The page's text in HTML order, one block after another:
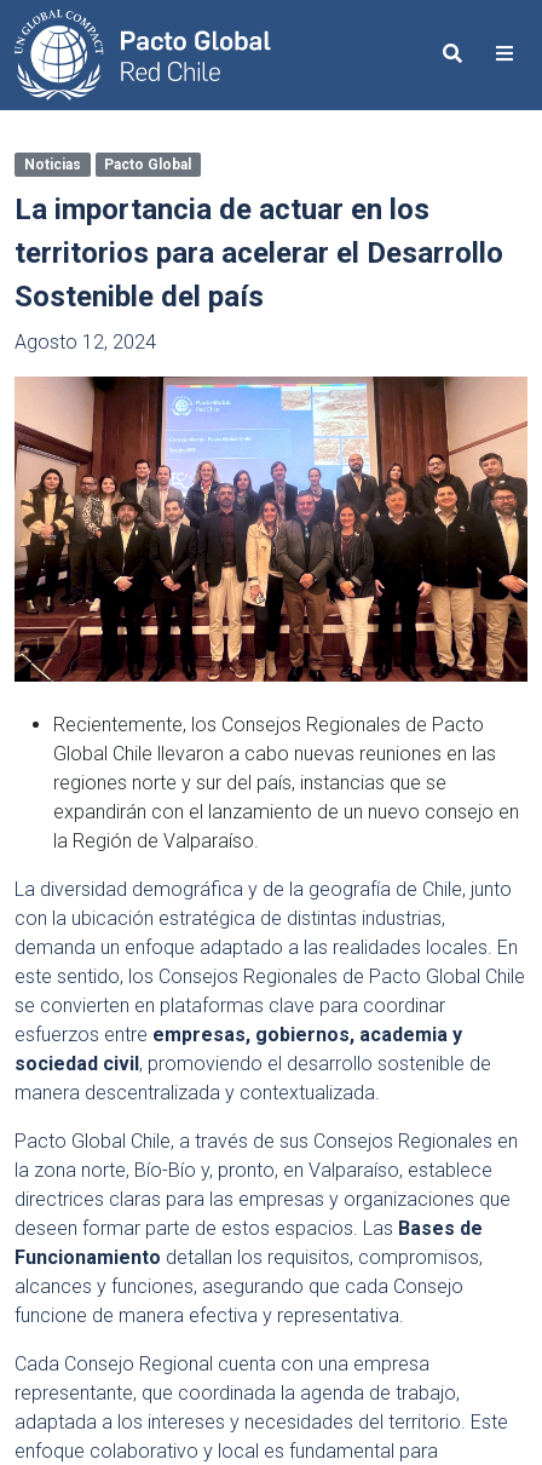
Search
Noticias Pacto Global
La importancia de actuar en los
territorios para acelerar el Desarrollo
Sostenible del país
Agosto 12, 2024
Recientemente, los Consejos Regionales de Pacto
Global Chile llevaron a cabo nuevas reuniones en las
regiones norte y sur del país, instancias que se
expandirán con el lanzamiento de un nuevo consejo en
la Región de Valparaíso.
La diversidad demográfica y de la geografía de Chile, junto
con la ubicación estratégica de distintas industrias,
demanda un enfoque adaptado a las realidades locales. En
este sentido, los Consejos Regionales de Pacto Global Chile
se convierten en plataformas clave para coordinar
esfuerzos entre empresas, gobiernos, academia y
sociedad civil , promoviendo el desarrollo sostenible de
manera descentralizada y contextualizada.
Pacto Global Chile, a través de sus Consejos Regionales en
la zona norte, Bío-Bío y, pronto, en Valparaíso, establece
directrices claras para las empresas y organizaciones que
deseen formar parte de estos espacios. Las Bases de
Funcionamiento detallan los requisitos, compromisos,
alcances y funciones, asegurando que cada Consejo
funcione de manera efectiva y representativa.
Cada Consejo Regional cuenta con una empresa
representante, que coordinada la agenda de trabajo,
adaptada a los intereses y necesidades del territorio. Este
enfoque colaborativo y local es fundamental para